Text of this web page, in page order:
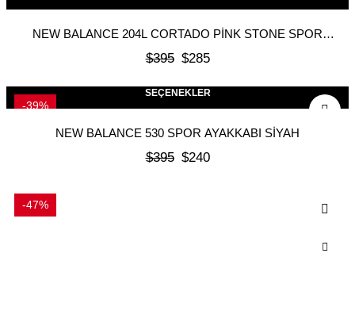
NEW BALANCE 204L CORTADO PINK STONE SPOR
AYAKKABI
$395 $285
-39%
SEÇENEKLER
NEW BALANCE 530 SPOR AYAKKABI SIYAH
$395 $240
-47%